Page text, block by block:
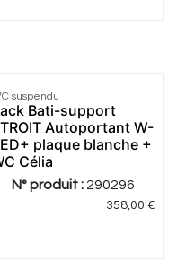
prix
suspendu
Bati-support
Autoportant W-
plaque blanche +
Célia
N° produit : 290296
358,00 €